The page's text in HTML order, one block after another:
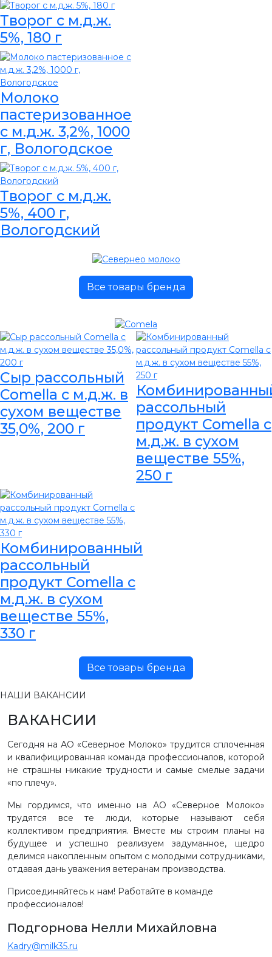
Творог с м.д.ж.
5%, 180 г
Молоко
пастеризованное
с м.д.ж. 3,2%, 1000
г, Вологодское
Творог с м.д.ж.
5%, 400 г,
Вологодский
Все товары бренда
Сыр рассольный
Comella с м.д.ж. в
сухом веществе
35,0%, 200 г
рассольный
продукт Comella с
м.д.ж. в сухом
веществе 55%,
250 г
Комбинированный
рассольный
продукт Comella с
м.д.ж. в сухом
веществе 55%,
330 г
Все товары бренда
НАШИ ВАКАНСИИ
ВАКАНСИИ
Сегодня на АО «Северное Молоко» трудится сплоченная
и квалифицированная команда профессионалов, которой
не страшны никакие трудности и самые смелые задачи
«по плечу».
Мы гордимся, что именно на АО «Северное Молоко»
трудятся все те люди, которые называют себя
коллективом предприятия. Вместе мы строим планы на
будущее и успешно реализуем задуманное, щедро
делимся накопленным опытом с молодыми сотрудниками,
отдавая дань уважения ветеранам производства.
Присоединяйтесь к нам! Работайте в команде
профессионалов!
Подгорнова Нелли Михайловна
Kadry@milk35.ru